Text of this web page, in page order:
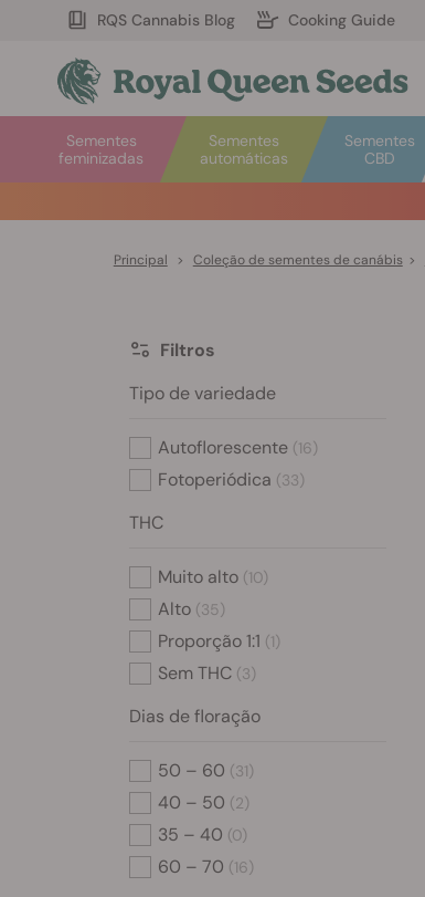
RQS Cannabis Blog Cooking Guide
Sementes
automáticas
Sementes
feminizadas
Sementes
CBD
Principal > Coleção de sementes de canábis >
Filtros
Tipo de variedade
Autoflorescente (16)
Fotoperiódica (33)
THC
Muito alto (10)
Alto (35)
Proporção 1:1 (1)
Sem THC (3)
Dias de floração
50 – 60 (31)
40 – 50 (2)
35 – 40 (0)
60 – 70 (16)